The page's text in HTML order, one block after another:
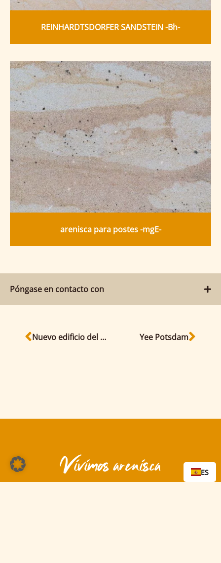
REINHARDTSDORFER SANDSTEIN -Bh-
arenisca para postes -mgE-
Póngase en contacto con
Nuevo edificio del Parlamento de Brandemburgo Yee Potsdam
Vivimos arenisca ES